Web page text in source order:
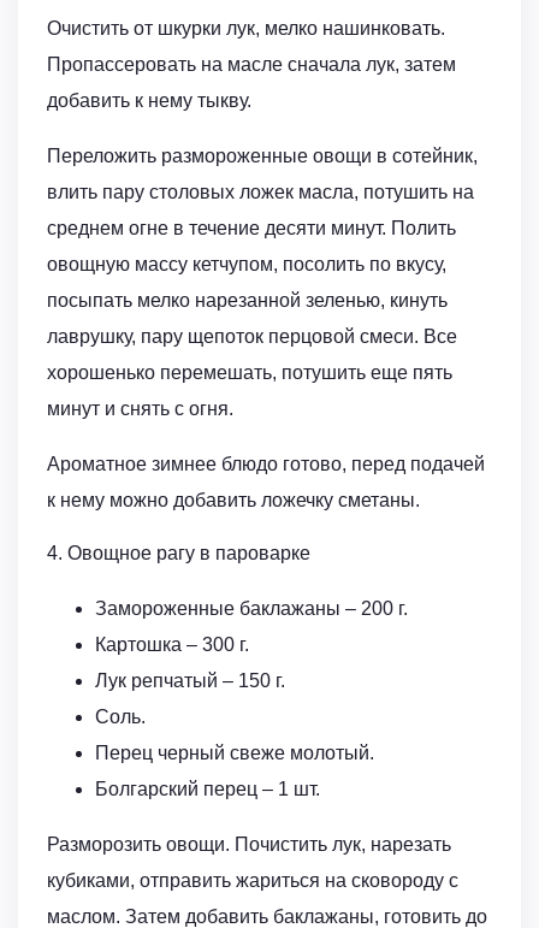
Очистить от шкурки лук, мелко нашинковать.
Пропассеровать на масле сначала лук, затем
добавить к нему тыкву.
Переложить размороженные овощи в сотейник,
влить пару столовых ложек масла, потушить на
среднем огне в течение десяти минут. Полить
овощную массу кетчупом, посолить по вкусу,
посыпать мелко нарезанной зеленью, кинуть
лаврушку, пару щепоток перцовой смеси. Все
хорошенько перемешать, потушить еще пять
минут и снять с огня.
Ароматное зимнее блюдо готово, перед подачей
к нему можно добавить ложечку сметаны.
4. Овощное рагу в пароварке
Замороженные баклажаны – 200 г.
Картошка – 300 г.
Лук репчатый – 150 г.
Соль.
Перец черный свеже молотый.
Болгарский перец – 1 шт.
Разморозить овощи. Почистить лук, нарезать
кубиками, отправить жариться на сковороду с
маслом. Затем добавить баклажаны, готовить до